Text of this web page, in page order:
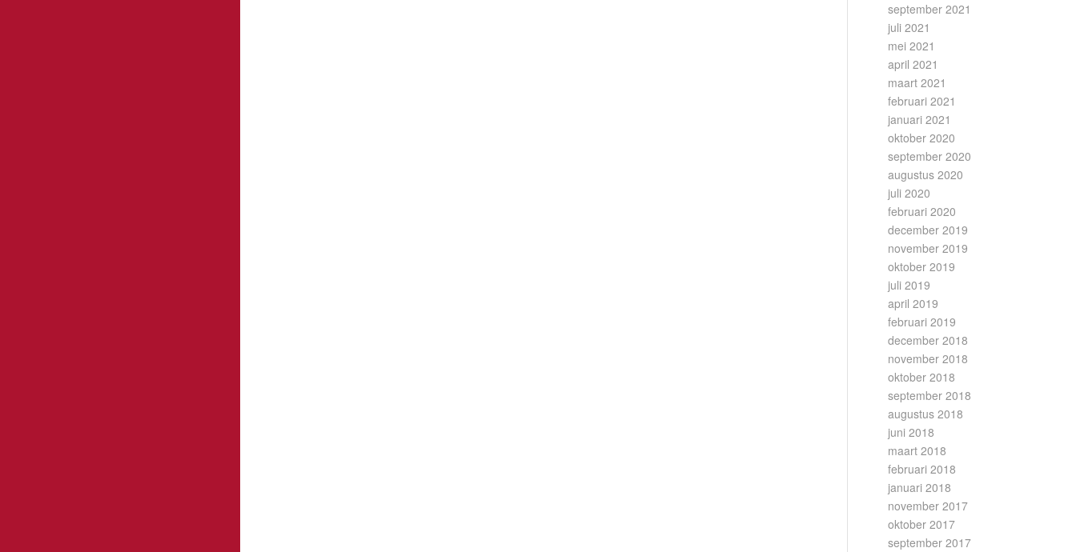
september 2021
juli 2021
mei 2021
april 2021
maart 2021
februari 2021
januari 2021
oktober 2020
september 2020
augustus 2020
juli 2020
februari 2020
december 2019
november 2019
oktober 2019
juli 2019
april 2019
februari 2019
december 2018
november 2018
oktober 2018
september 2018
augustus 2018
juni 2018
maart 2018
februari 2018
januari 2018
november 2017
oktober 2017
september 2017